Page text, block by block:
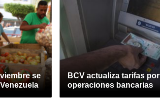
se
BCV actualiza tarifas por
operaciones bancarias